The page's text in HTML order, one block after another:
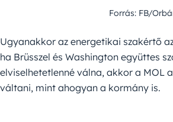
Forrás: FB/
Ugyanakkor az energetikai szakértő
ha Brüsszel és Washington együttes
elviselhetetlenné válna, akkor a MOL
váltani, mint ahogyan a kormány is.